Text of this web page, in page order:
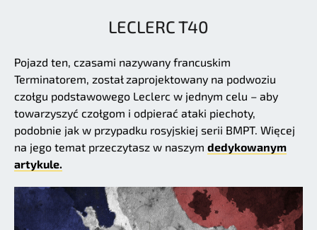
LECLERC T40
Pojazd ten, czasami nazywany francuskim
Terminatorem, został zaprojektowany na podwoziu
czołgu podstawowego Leclerc w jednym celu – aby
towarzyszyć czołgom i odpierać ataki piechoty,
podobnie jak w przypadku rosyjskiej serii BMPT. Więcej
na jego temat przeczytasz w naszym dedykowanym
artykule.